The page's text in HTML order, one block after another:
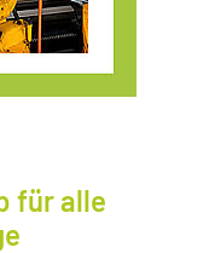
für alle